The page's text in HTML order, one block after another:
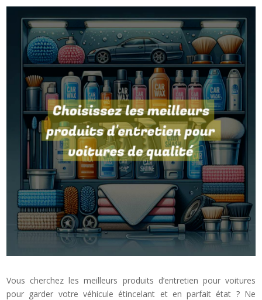
Vous cherchez les meilleurs produits d’entretien pour voitures
pour garder votre véhicule étincelant et en parfait état ? Ne